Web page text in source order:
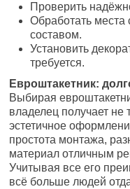
Проверить
Обработать места
составом.
Установить
требуется.
Евроштакетник:
Выбирая
владелец получает не
эстетичное
простота монтажа,
материал отличным
Учитывая все его
всё больше людей